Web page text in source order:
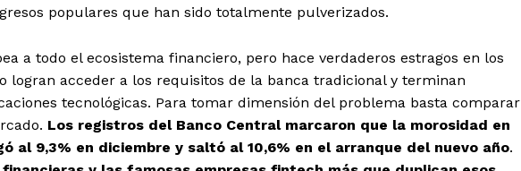
populares que han sido totalmente pulverizados.
a todo el ecosistema financiero, pero hace verdaderos estragos en los
logran acceder a los requisitos de la banca tradicional y terminan
tecnológicas. Para tomar dimensión del problema basta comparar
Los registros del Banco Central marcaron que la morosidad en
al 9,3% en diciembre y saltó al 10,6% en el arranque del nuevo año.